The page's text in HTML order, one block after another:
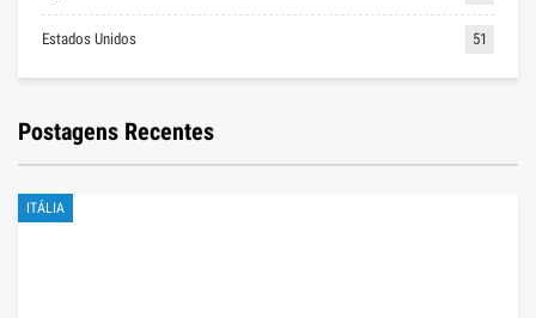
Estados Unidos 51
Postagens Recentes
ITÁLIA